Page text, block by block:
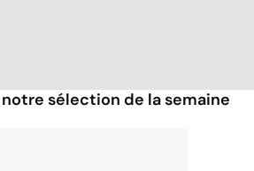
notre sélection de la semaine